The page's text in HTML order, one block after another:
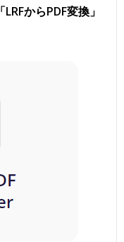
「LRFからPDF変換」